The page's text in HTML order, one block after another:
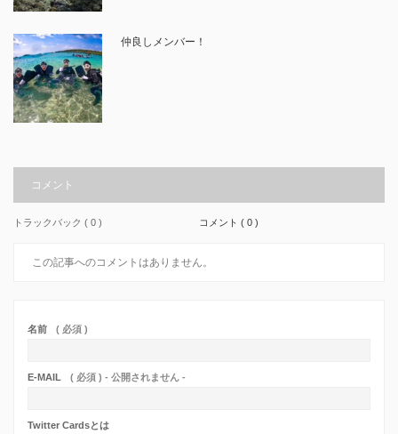
仲良しメンバー！
コメント
トラックバック ( 0 ) コメント ( 0 )
この記事へのコメントはありません。
名前 ( 必須 )
E-MAIL ( 必須 ) - 公開されません -
Twitter Cardsとは